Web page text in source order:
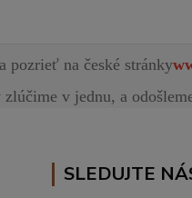
pozrieť na české stránky
v jednu, a
SLEDUJTE